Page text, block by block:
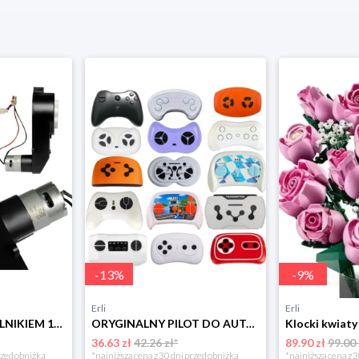
PRZEKŁADNIA Z SILNIKIEM 12V/20000rpm/45W Silnik Napęd do auta na akumulator
obniżką
-13%
Erli
ORYGINALNY PILOT DO AUTA NA AKUMULATOR DLA DZIECI zdalnie sterowany 2.4 G
36.63 zł42.26 zł*
*najniższa cena z 30 dni przed obniżką
-9%
Erli
89.90 zł99.00
*najniższa cena z